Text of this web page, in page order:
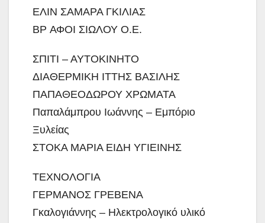
ΕΛΙΝ ΣΑΜΑΡΑ ΓΚΙΛΙΑΣ
BP ΑΦΟΙ ΣΙΩΛΟΥ Ο.Ε.
ΣΠΙΤΙ – ΑΥΤΟΚΙΝΗΤΟ
ΔΙΑΘΕΡΜΙΚΗ ΙΤΤΗΣ ΒΑΣΙΛΗΣ
ΠΑΠΑΘΕΟΔΩΡΟΥ ΧΡΩΜΑΤΑ
Παπαλάμπρου Ιωάννης – Εμπόριο
Ξυλείας
ΣΤΟΚΑ ΜΑΡΙΑ ΕΙΔΗ ΥΓΙΕΙΝΗΣ
ΤΕΧΝΟΛΟΓΙΑ
ΓΕΡΜΑΝΟΣ ΓΡΕΒΕΝΑ
Γκαλογιάννης – Ηλεκτρολογικό υλικό